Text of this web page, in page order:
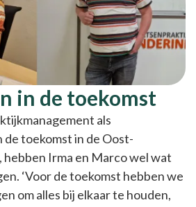
in de toekomst
als
toekomst in de Oost-
Irma en Marco wel wat
‘Voor de toekomst hebben we
om alles bij elkaar te houden,